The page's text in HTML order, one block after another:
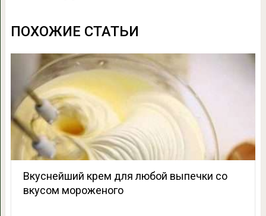
ПОХОЖИЕ СТАТЬИ
Вкуснейший крем для любой выпечки со
вкусом мороженого